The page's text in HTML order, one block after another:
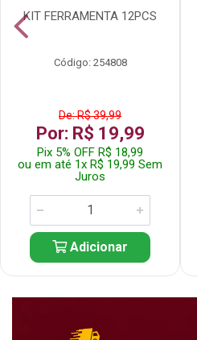
KIT FERRAMENTA 12PCS
Código: 254808
De: R$ 39,99
Por: R$ 19,99
Pix 5% OFF R$ 18,99
ou em até 1x R$ 19,99 Sem
Juros
Adicionar